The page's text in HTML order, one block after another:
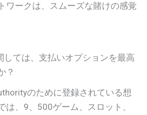
ワークは、スムーズな賭けの感覚
しては、支払いオプションを最高
？
のために登録されている想
は、9、500ゲーム、スロット、